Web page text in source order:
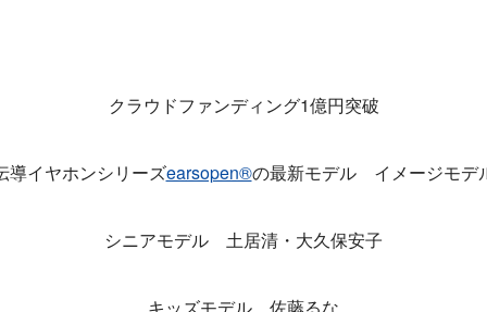
クラウドファンディング1億円突破
導イヤホンシリーズearsopen®の最新モデル イメージモデ
シニアモデル 土居清・大久保安子